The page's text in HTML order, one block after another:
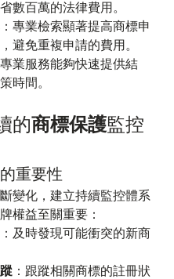
數百萬的法律費用。
：專業檢索顯著提高商標申
避免重複申請的費用。
專業服務能夠快速提供結
時間。
的商標保護監控
重要性
變化，建立持續監控體系
權益至關重要：
：及時發現可能衝突的新商
：跟蹤相關商標的註冊狀